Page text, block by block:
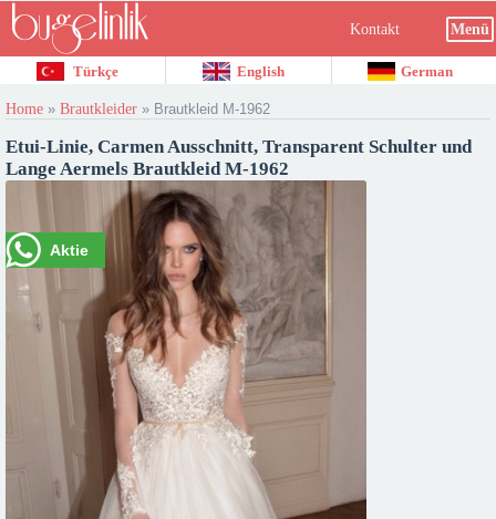
Kontakt Menü
Türkçe English German
Home » Brautkleider » Brautkleid M-1962
Etui-Linie, Carmen Ausschnitt, Transparent Schulter und
Lange Aermels Brautkleid M-1962
Aktie